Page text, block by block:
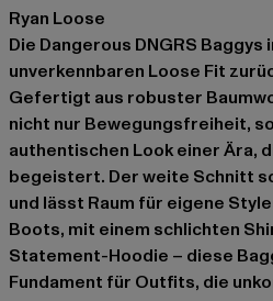
Ryan Loose
Die Dangerous DNGRS Baggys
unverkennbaren Loose Fit
Gefertigt aus robuster
nicht nur Bewegungsfreiheit,
authentischen Look einer Ära,
begeistert. Der weite Schnitt
und lässt Raum für eigene
Boots, mit einem schlichten
Statement-Hoodie – diese
Fundament für Outfits, die